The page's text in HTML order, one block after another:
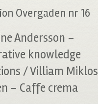
Overgaden nr 16
Andersson –
knowledge
/ Villiam Miklos
– Caffe crema